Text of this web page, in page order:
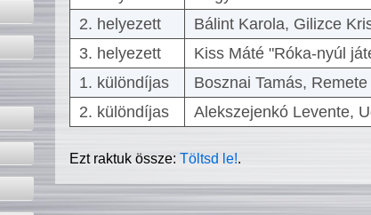
2. helyezett
Bálint Karola, Gilizce
3. helyezett
Kiss Máté "Róka-nyúl
1. különdíjas
Bosznai Tamás,
2. különdíjas
Alekszejenkó Levente,
Ezt raktuk össze:Töltsd le!.